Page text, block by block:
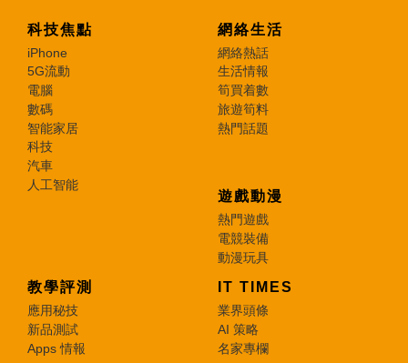
科技焦點
iPhone
5G流動
電腦
數碼
智能家居
科技
汽車
人工智能
網絡生活
網絡熱話
生活情報
筍買着數
旅遊筍料
熱門話題
遊戲動漫
熱門遊戲
電競裝備
動漫玩具
教學評測
應用秘技
新品測試
Apps 情報
IT TIMES
業界頭條
AI 策略
名家專欄